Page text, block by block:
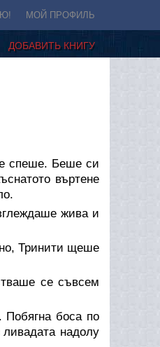
МОЙ ПРОФИЛЬ
ДОБАВИТЬ КНИГУ
спеше. Беше си
въртене
жива и
Тринити щеше
се съвсем
Побягна боса по
надолу